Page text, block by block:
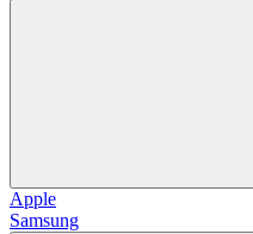
Apple
Samsung